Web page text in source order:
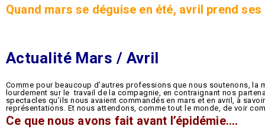
Quand mars se déguise en été, avril prend
Actualité Mars / Avril
Comme pour beaucoup d’autres professions que nous soutenons, la
lourdement sur le travail de la compagnie, en contraignant nos
spectacles qu’ils nous avaient commandés en mars et en avril, à
représentations. Et nous attendons, comme tout le monde, de voir
Ce que nous avons fait avant l’épidémie….